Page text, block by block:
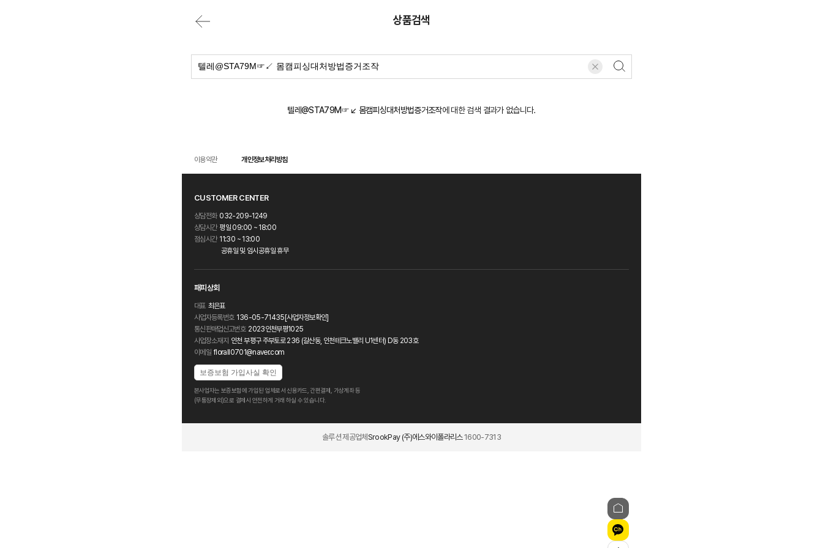
상품검색
텔레@STA79M☞↙ 몸캠피싱대처방법증거조작에 대한 검색 결과가 없습니다.
이용약관 개인정보처리방침
CUSTOMER CENTER
상담전화 032-209-1249
상담시간 평일 09:00 ~ 18:00
점심시간 11:30 ~ 13:00
공휴일 및 임시공휴일 휴무
패피상회
대표 최은표
사업자등록번호 136-05-71435 [사업자정보확인]
통신판매업신고번호 2023인천부평1025
사업장소재지 인천 부평구 주부토로 236 (갈산동, 인천테크노밸리 U1센터) D동 203호
이메일 florall0701@naver.com
보증보험 가입사실 확인
본사업자는 보증보험에 가입된 업체로서 신용카드, 간편결제, 가상계좌 등
(무통장제외)으로 결제시 안전하게 거래 하실 수 있습니다.
솔루션 제공업체 SrookPay (주)에스와이폴라리스1600-7313